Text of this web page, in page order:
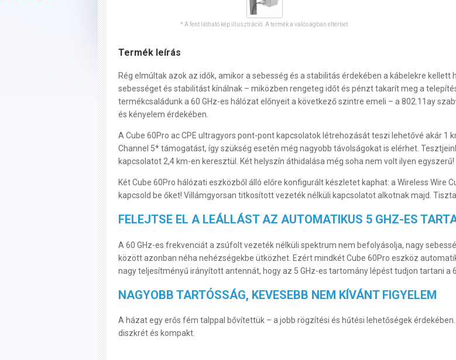
* A fent látható kép illusztráció. A termék a valóságban eltérhet.
Termék leírás
Rég elmúltak azok az idők, amikor a sebesség és a stabilitás érdekében a kábelekre
sebességet és stabilitást kínálnak – miközben rengeteg időt és pénzt takarít meg a
termékcsaládunk a 60 GHz-es hálózat előnyeit a következő szintre emeli – a 802.11ay
és kényelem érdekében.
A Cube 60Pro ac CPE ultragyors pont-pont kapcsolatok létrehozását teszi lehetővé akár 1
Channel 5* támogatást, így szükség esetén még nagyobb távolságokat is elérhet.
kapcsolatot 2,4 km-en keresztül. Két helyszín áthidalása még soha nem volt ilyen egyszerű!
Két Cube 60Pro hálózati eszközből álló előre konfigurált készletet kaphat: a Wireless Wire
kapcsold be őket! Villámgyorsan titkosított vezeték nélküli kapcsolatot alkotnak majd.
FELEJTSE EL A LEÁLLÁST AZ AUTOMATIKUS 5 GHZ-ES
A 60 GHz-es frekvenciát a zsúfolt vezeték nélküli spektrum nem befolyásolja, nagy
között azonban néha nehézségekbe ütközhet. Ezért mindkét Cube 60Pro eszköz
nagy teljesítményű irányított antennát, hogy az 5 GHz-es tartomány lépést tudjon tartani a
NAGYOBB TARTÓSSÁG, KEVESEBB NEM KÍVÁNT FIGYELEM
A házat egy erős fém talppal bővítettük – a jobb rögzítési és hűtési lehetőségek
diszkrét és kompakt.